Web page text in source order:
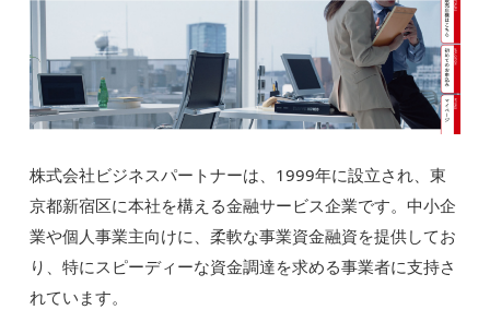
株式会社ビジネスパートナーは、1999年に設立され、東
京都新宿区に本社を構える金融サービス企業です。中小企
業や個人事業主向けに、柔軟な事業資金融資を提供してお
り、特にスピーディーな資金調達を求める事業者に支持さ
れています。